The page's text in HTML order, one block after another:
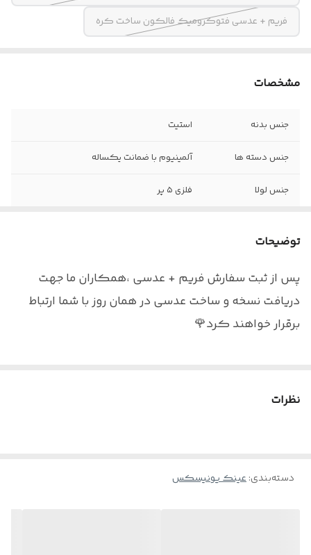
فریم + عدسی فتوکرومیک فالکون ساخت کره
مشخصات
جنس بدنه استیت
جنس دسته ها آلمینیوم با ضمانت یکساله
جنس لولا فلزی ۵ پر
عینک مناسب هم دید دور و هم دید نزدیک ( مطالعه)
توضیحات
پس از ثبت سفارش فریم + عدسی ،همکاران ما جهت
دریافت نسخه و ساخت عدسی در همان روز با شما ارتباط
برقرار خواهند کرد🌹
بلوکنترل برای استفاده موبایل - کامپیوتر و یا مطالعه
نظرات
دسته‌بندی:عینک یونیسکس